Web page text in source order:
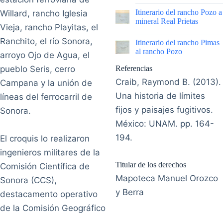
Willard, rancho Iglesia
Vieja, rancho Playitas, el
Ranchito, el río Sonora,
arroyo Ojo de Agua, el
pueblo Seris, cerro
Campana y la unión de
líneas del ferrocarril de
Sonora.
El croquis lo realizaron
ingenieros militares de la
Comisión Científica de
Sonora (CCS),
destacamento operativo
de la Comisión Geográfico
|
Itinerario del rancho Pozo a
mineral Real Prietas
|
Itinerario del rancho Pimas
al rancho Pozo
Referencias
Craib, Raymond B. (2013).
Una historia de límites
fijos y paisajes fugitivos.
México: UNAM. pp. 164-
194.
Titular de los derechos
Mapoteca Manuel Orozco
y Berra